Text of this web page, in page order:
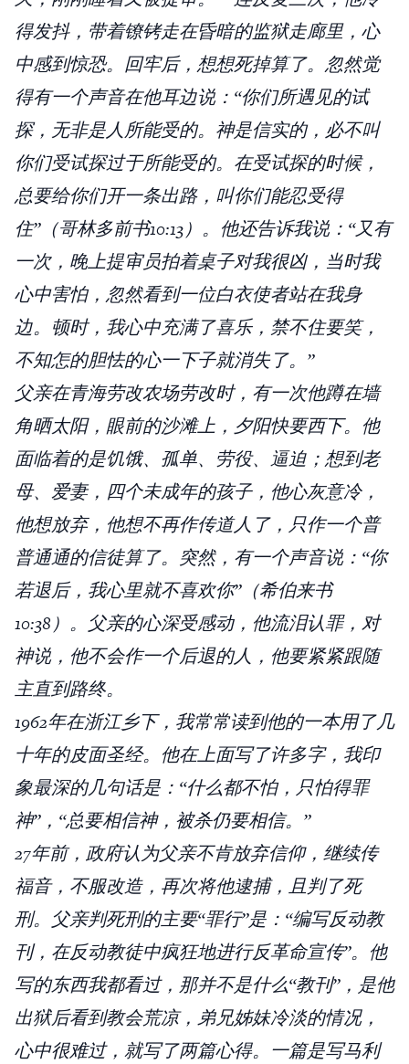
得发抖，带着镣铐走在昏暗的监狱走廊里，心
中感到惊恐。回牢后，想想死掉算了。忽然觉
得有一个声音在他耳边说：“你们所遇见的试
探，无非是人所能受的。神是信实的，必不叫
你们受试探过于所能受的。在受试探的时候，
总要给你们开一条出路，叫你们能忍受得
住”（哥林多前书10:13）。他还告诉我说：“又有
一次，晚上提审员拍着桌子对我很凶，当时我
心中害怕，忽然看到一位白衣使者站在我身
边。顿时，我心中充满了喜乐，禁不住要笑，
不知怎的胆怯的心一下子就消失了。”
父亲在青海劳改农场劳改时，有一次他蹲在墙
角晒太阳，眼前的沙滩上，夕阳快要西下。他
面临着的是饥饿、孤单、劳役、逼迫；想到老
母、爱妻，四个未成年的孩子，他心灰意冷，
他想放弃，他想不再作传道人了，只作一个普
普通通的信徒算了。突然，有一个声音说：“你
若退后，我心里就不喜欢你”（希伯来书
10:38）。父亲的心深受感动，他流泪认罪，对
神说，他不会作一个后退的人，他要紧紧跟随
主直到路终。
1962年在浙江乡下，我常常读到他的一本用了几
十年的皮面圣经。他在上面写了许多字，我印
象最深的几句话是：“什么都不怕，只怕得罪
神”，“总要相信神，被杀仍要相信。”
27年前，政府认为父亲不肯放弃信仰，继续传
福音，不服改造，再次将他逮捕，且判了死
刑。父亲判死刑的主要“罪行”是：“编写反动教
刊，在反动教徒中疯狂地进行反革命宣传”。他
写的东西我都看过，那并不是什么“教刊”，是他
出狱后看到教会荒凉，弟兄姊妹冷淡的情况，
心中很难过，就写了两篇心得。一篇是写马利